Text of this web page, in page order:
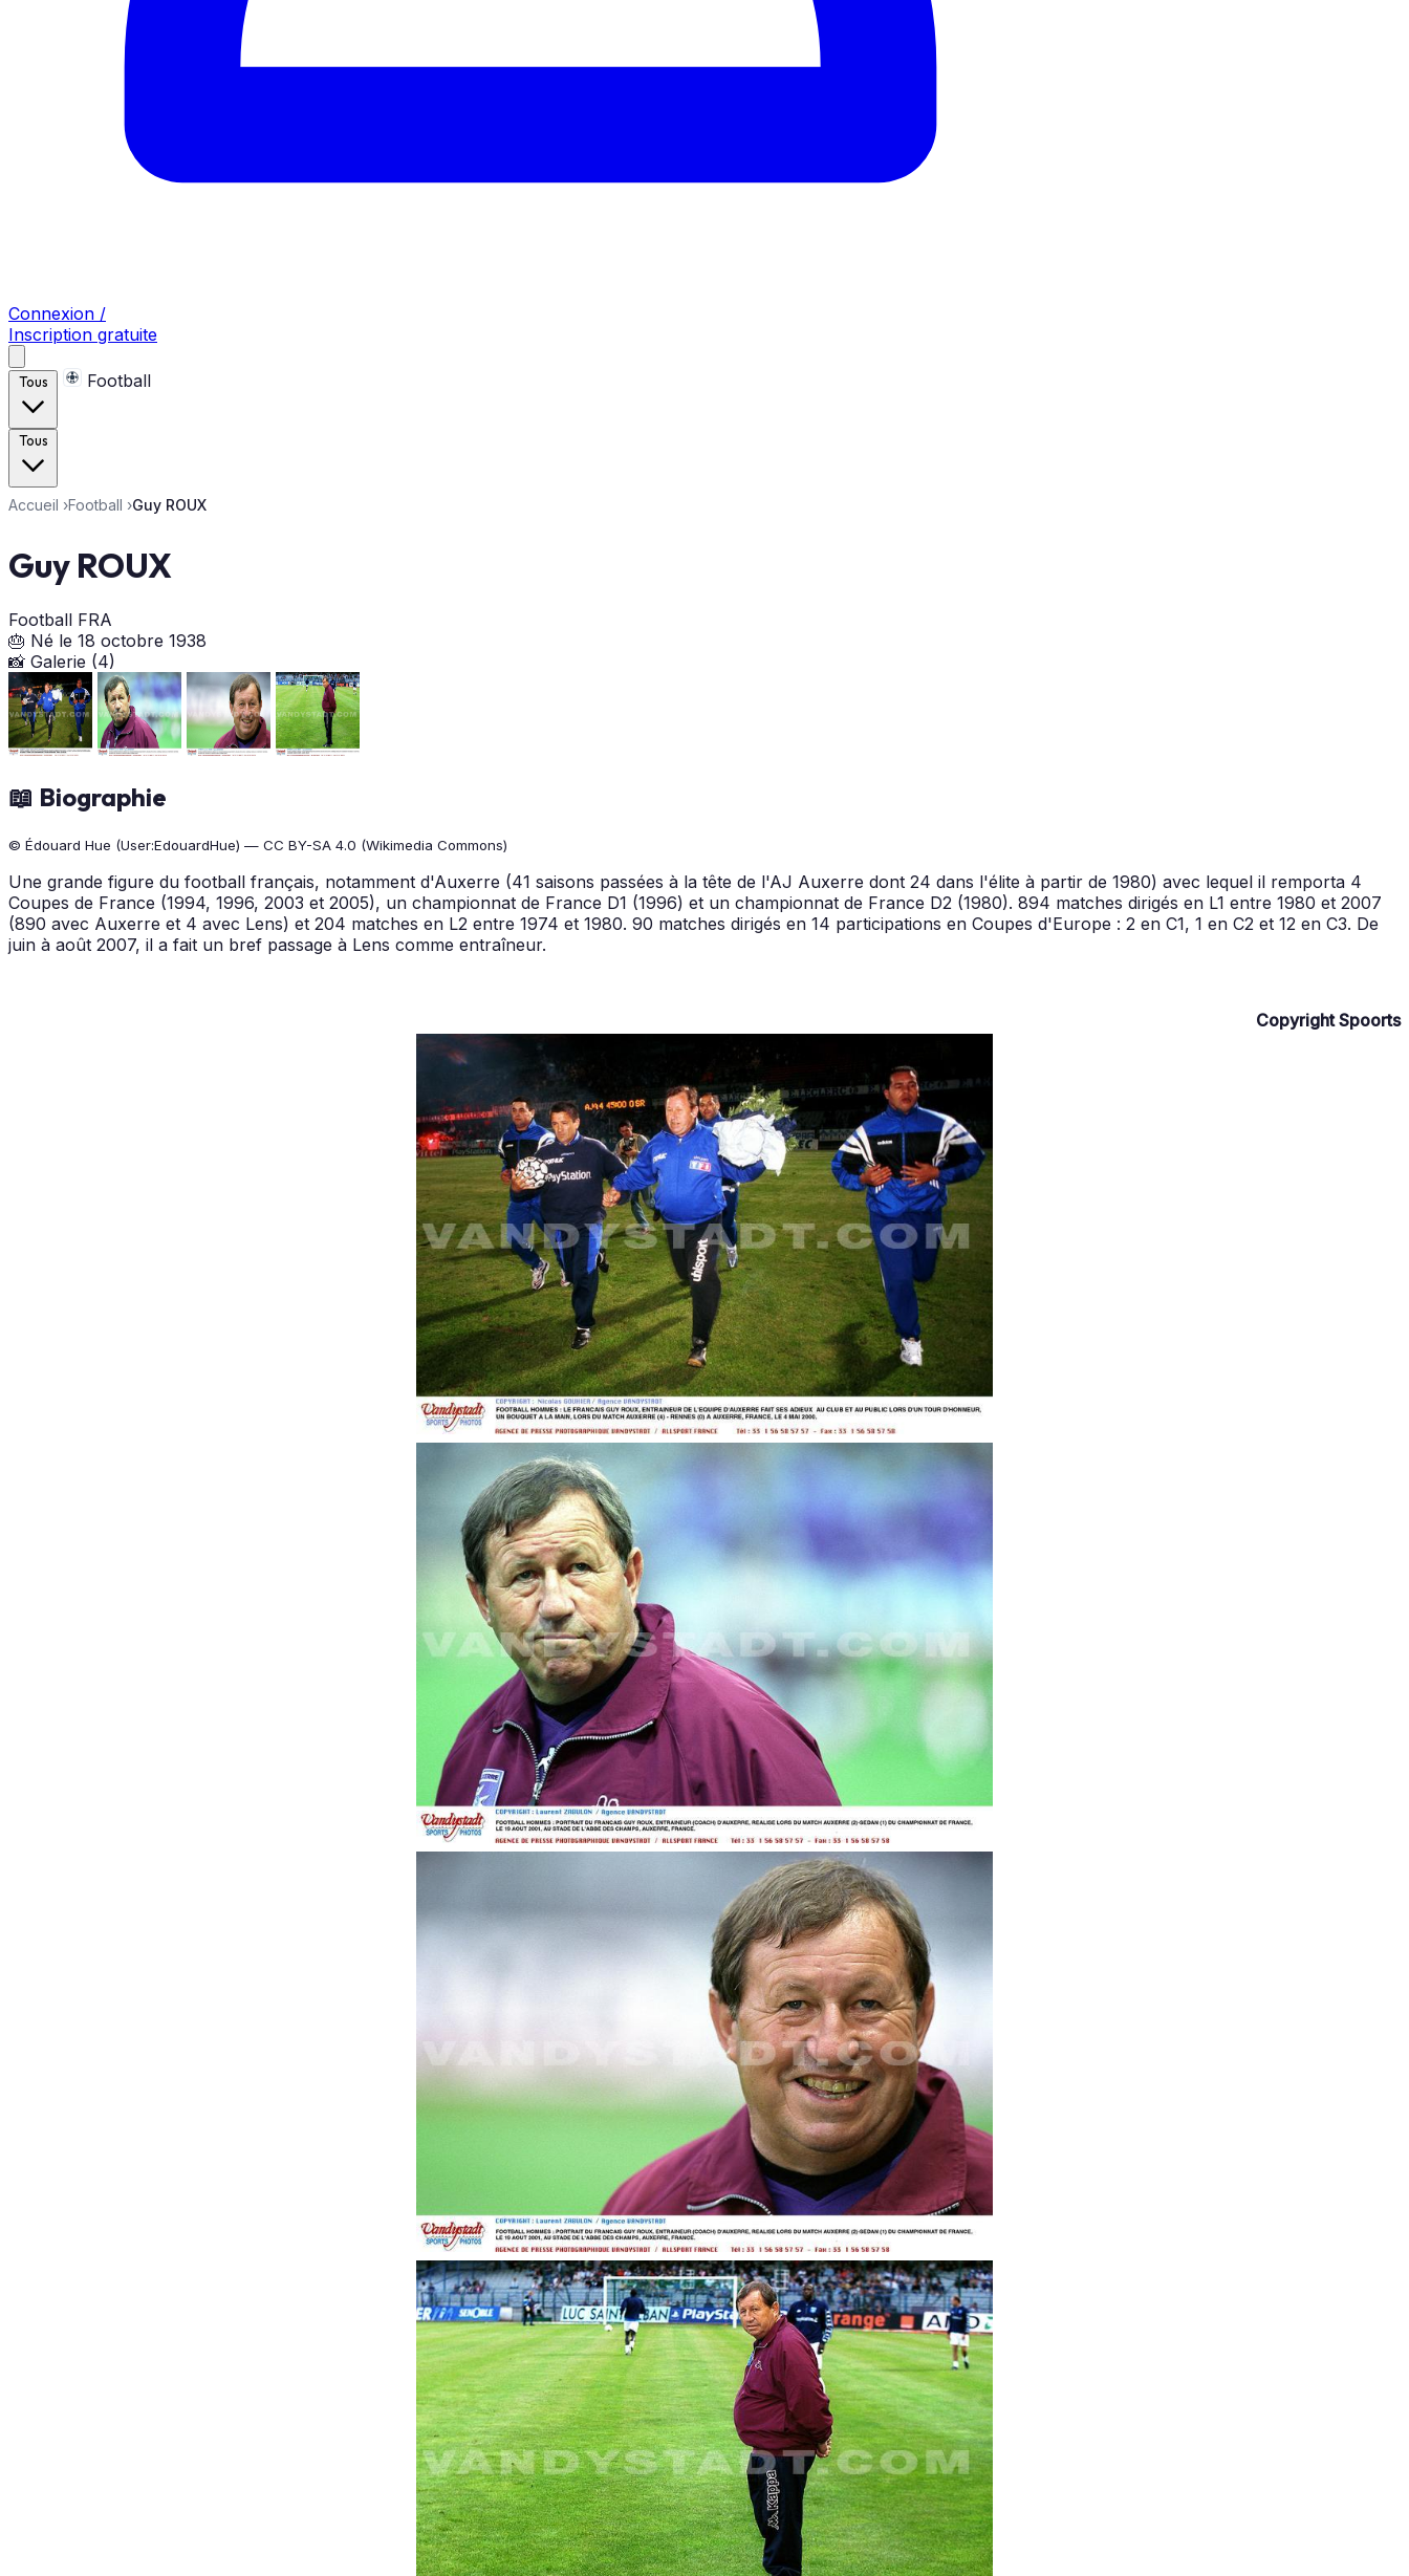
Connexion /
Inscription gratuite
Tous Football
Tous
Accueil ›Football ›Guy ROUX
Guy ROUX
Football FRA
🎂 Né le 18 octobre 1938
📸 Galerie (4)
📖 Biographie
© Édouard Hue (User:EdouardHue) — CC BY-SA 4.0 (Wikimedia Commons)
Une grande figure du football français, notamment d'Auxerre (41 saisons passées à la tête de l'AJ Auxerre dont 24 dans l'élite à partir de 1980) avec lequel il remporta 4
Coupes de France (1994, 1996, 2003 et 2005), un championnat de France D1 (1996) et un championnat de France D2 (1980). 894 matches dirigés en L1 entre 1980 et 2007
(890 avec Auxerre et 4 avec Lens) et 204 matches en L2 entre 1974 et 1980. 90 matches dirigés en 14 participations en Coupes d'Europe : 2 en C1, 1 en C2 et 12 en C3. De
juin à août 2007, il a fait un bref passage à Lens comme entraîneur.
Copyright Spoorts